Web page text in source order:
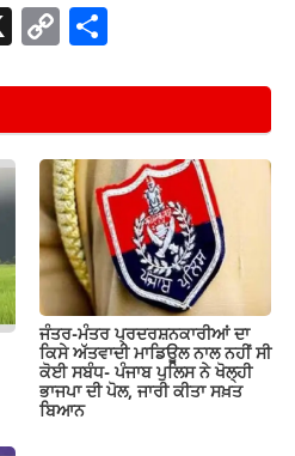
X C
p
y
Li
n
k
ar
e
ਜੰਤਰ-ਮੰਤਰ ਪ੍ਰਦਰਸ਼ਨਕਾਰੀਆਂ ਦਾ
ਕਿਸੇ ਅੱਤਵਾਦੀ ਮਾਡਿਊਲ ਨਾਲ ਨਹੀਂ ਸੀ
ਕੋਈ ਸਬੰਧ- ਪੰਜਾਬ ਪੁਲਿਸ ਨੇ ਖੋਲ੍ਹੀ
ਭਾਜਪਾ ਦੀ ਪੋਲ, ਜਾਰੀ ਕੀਤਾ ਸਖ਼ਤ
ਬਿਆਨ